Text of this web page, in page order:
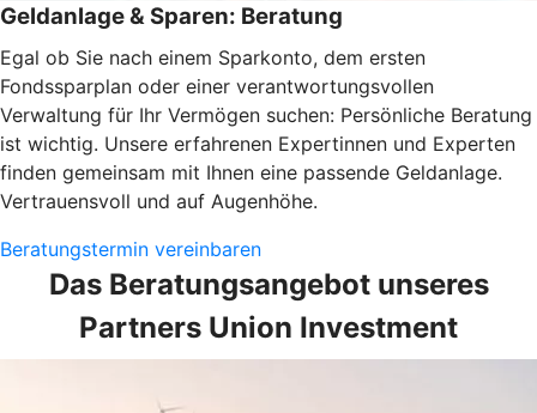
Geldanlage & Sparen: Beratung
Egal ob Sie nach einem Sparkonto, dem ersten
Fondssparplan oder einer verantwortungsvollen
Verwaltung für Ihr Vermögen suchen: Persönliche Beratung
ist wichtig. Unsere erfahrenen Expertinnen und Experten
finden gemeinsam mit Ihnen eine passende Geldanlage.
Vertrauensvoll und auf Augenhöhe.
Beratungstermin vereinbaren
Das Beratungsangebot unseres
Partners Union Investment